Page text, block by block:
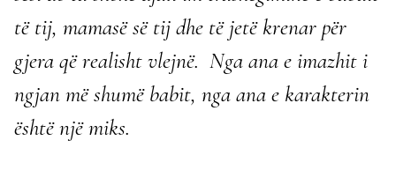
të tij, mamasë së tij dhe të jetë krenar për
gjera që realisht vlejnë. Nga ana e imazhit i
ngjan më shumë babit, nga ana e karakterin
është një miks.